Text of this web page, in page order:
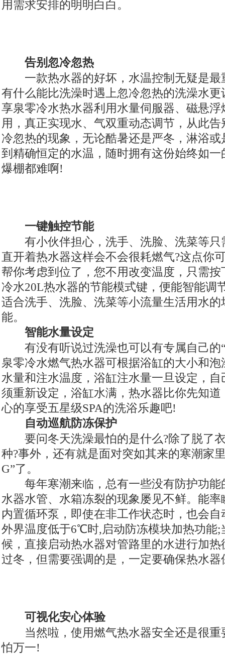
用需求安排的明明白白。
告别忽冷忽热
一款热水器的好坏，水温控制无疑是最
有什么能比洗澡时遇上忽冷忽热的洗澡水
享泉零冷水热水器利用水量伺服器、磁悬
用，真正实现水、气双重动态调节，从此
冷忽热的现象，无论酷暑还是严冬，淋浴
到精确恒定的水温，随时拥有这份始终如
爆棚都难啊!
一键触控节能
有小伙伴担心，洗手、洗脸、洗菜等只
直开着热水器这样会不会很耗燃气?这点你
帮你考虑到位了，您不用改变温度，只需
冷水20L热水器的节能模式键，便能智能调
适合洗手、洗脸、洗菜等小流量生活用水
能。
智能水量设定
有没有听说过洗澡也可以有专属自己的“
泉零冷水燃气热水器可根据浴缸的大小和
水量和注水温度，浴缸注水量一旦设定，
须重新设定，浴缸水满，热水器比你先知
心的享受五星级SPA的洗浴乐趣吧!
自动巡航防冻保护
要问冬天洗澡最怕的是什么?除了脱了
种?事外，还有就是面对突如其来的寒潮家
G”了。
每年寒潮来临，总有一些没有防护功能
水器水管、水箱冻裂的现象屡见不鲜。能
内置循环泵，即使在非工作状态时，也会
外界温度低于6℃时,启动防冻模块加热功能
候，直接启动热水器对管路里的水进行加
过冬，但需要强调的是，一定要确保热水
可视化安心体验
当然啦，使用燃气热水器安全还是很重
怕万一!